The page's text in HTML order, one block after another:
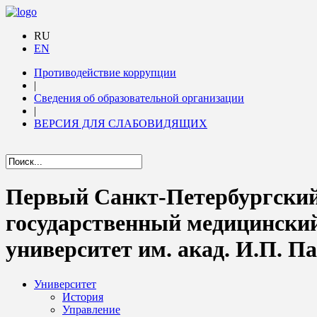
RU
EN
Противодействие коррупции
|
Сведения об образовательной организации
|
ВЕРСИЯ ДЛЯ СЛАБОВИДЯЩИХ
Первый Санкт-
государственный
университет им. акад. И.П.
Университет
История
Управление